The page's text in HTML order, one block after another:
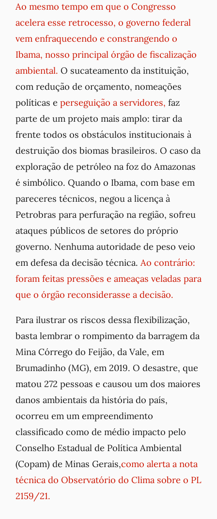
Ao mesmo tempo em que o Congresso
acelera esse retrocesso, o governo federal
vem enfraquecendo e constrangendo o
Ibama, nosso principal órgão de fiscalização
ambiental. O sucateamento da instituição,
com redução de orçamento, nomeações
políticas e perseguição a servidores, faz
parte de um projeto mais amplo: tirar da
frente todos os obstáculos institucionais à
destruição dos biomas brasileiros. O caso da
exploração de petróleo na foz do Amazonas
é simbólico. Quando o Ibama, com base em
pareceres técnicos, negou a licença à
Petrobras para perfuração na região, sofreu
ataques públicos de setores do próprio
governo. Nenhuma autoridade de peso veio
em defesa da decisão técnica. Ao contrário:
foram feitas pressões e ameaças veladas para
que o órgão reconsiderasse a decisão.
Para ilustrar os riscos dessa flexibilização,
basta lembrar o rompimento da barragem da
Mina Córrego do Feijão, da Vale, em
Brumadinho (MG), em 2019. O desastre, que
matou 272 pessoas e causou um dos maiores
danos ambientais da história do país,
ocorreu em um empreendimento
classificado como de médio impacto pelo
Conselho Estadual de Política Ambiental
(Copam) de Minas Gerais,como alerta a nota
técnica do Observatório do Clima sobre o PL
2159/21.